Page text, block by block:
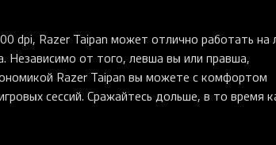
dpi, Razer Taipan может отлично работать на
Независимо от того, левша вы или правша,
Razer Taipan вы можете с комфортом
сессий. Сражайтесь дольше, в то время